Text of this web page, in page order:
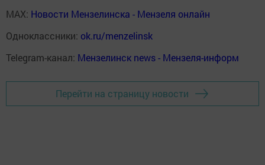
MAX: Новости Мензелинска - Мензеля онлайн
Одноклассники: ok.ru/menzelinsk
Telegram-канал: Мензелинск news - Мензеля-информ
Перейти на страницу новости